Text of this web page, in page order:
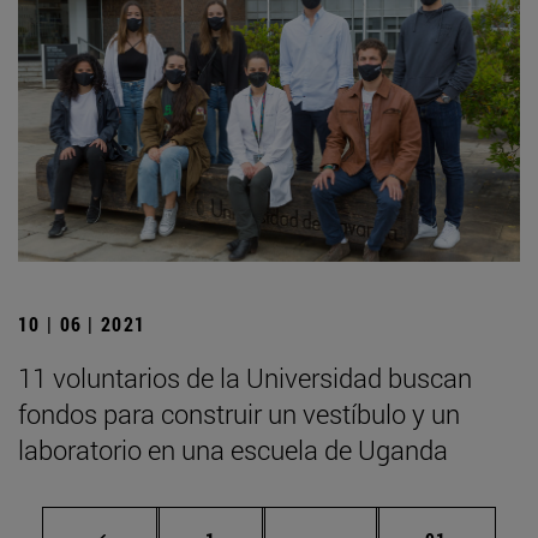
10 | 06 | 2021
11 voluntarios de la Universidad buscan
fondos para construir un vestíbulo y un
laboratorio en una escuela de Uganda